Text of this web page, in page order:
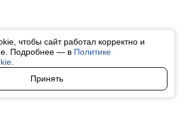
чтобы сайт работал корректно и
Подробнее — в Политике
Принять